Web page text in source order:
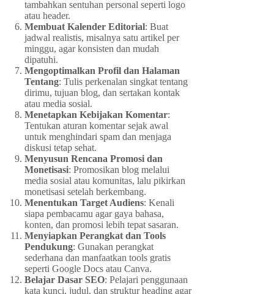
tambahkan sentuhan personal seperti logo
atau header.
Membuat Kalender Editorial: Buat
jadwal realistis, misalnya satu artikel per
minggu, agar konsisten dan mudah
dipatuhi.
Mengoptimalkan Profil dan Halaman
Tentang: Tulis perkenalan singkat tentang
dirimu, tujuan blog, dan sertakan kontak
atau media sosial.
Menetapkan Kebijakan Komentar:
Tentukan aturan komentar sejak awal
untuk menghindari spam dan menjaga
diskusi tetap sehat.
Menyusun Rencana Promosi dan
Monetisasi: Promosikan blog melalui
media sosial atau komunitas, lalu pikirkan
monetisasi setelah berkembang.
Menentukan Target Audiens: Kenali
siapa pembacamu agar gaya bahasa,
konten, dan promosi lebih tepat sasaran.
Menyiapkan Perangkat dan Tools
Pendukung: Gunakan perangkat
sederhana dan manfaatkan tools gratis
seperti Google Docs atau Canva.
Belajar Dasar SEO: Pelajari penggunaan
kata kunci, judul, dan struktur heading agar